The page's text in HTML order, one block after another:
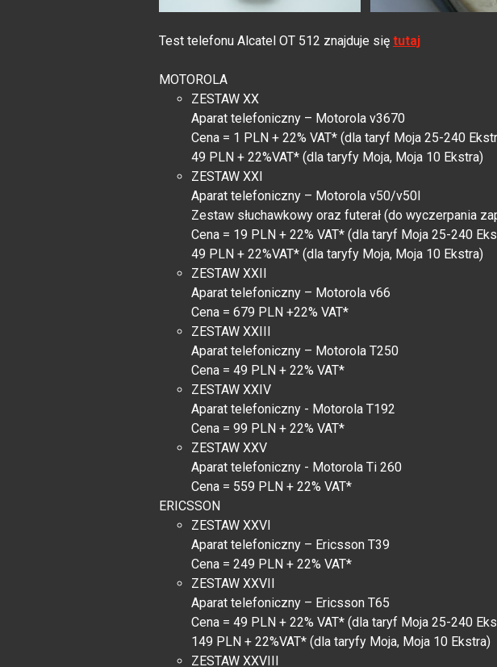
Test telefonu Alcatel OT 512 znajduje się tutaj
MOTOROLA
ZESTAW XX
Aparat telefoniczny – Motorola v3670
Cena = 1 PLN + 22% VAT* (dla taryf Moja 25-240
49 PLN + 22%VAT* (dla taryfy Moja, Moja 10 Ekstra)
ZESTAW XXI
Aparat telefoniczny – Motorola v50/v50l
Zestaw słuchawkowy oraz futerał (do wyczerpania
Cena = 19 PLN + 22% VAT* (dla taryf Moja 25-240
49 PLN + 22%VAT* (dla taryfy Moja, Moja 10 Ekstra)
ZESTAW XXII
Aparat telefoniczny – Motorola v66
Cena = 679 PLN +22% VAT*
ZESTAW XXIII
Aparat telefoniczny – Motorola T250
Cena = 49 PLN + 22% VAT*
ZESTAW XXIV
Aparat telefoniczny - Motorola T192
Cena = 99 PLN + 22% VAT*
ZESTAW XXV
Aparat telefoniczny - Motorola Ti 260
Cena = 559 PLN + 22% VAT*
ERICSSON
ZESTAW XXVI
Aparat telefoniczny – Ericsson T39
Cena = 249 PLN + 22% VAT*
ZESTAW XXVII
Aparat telefoniczny – Ericsson T65
Cena = 49 PLN + 22% VAT* (dla taryf Moja 25-240
149 PLN + 22%VAT* (dla taryfy Moja, Moja 10 Ekstra)
ZESTAW XXVIII